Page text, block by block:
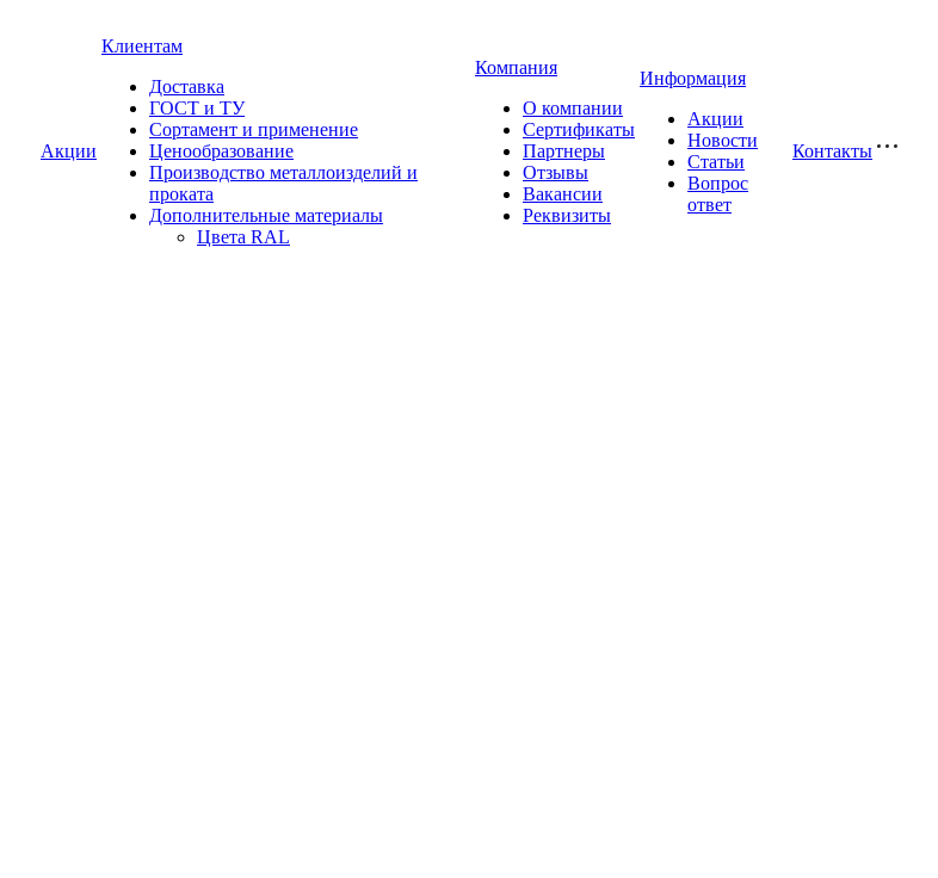
Акции
Клиентам
Доставка
ГОСТ и ТУ
Сортамент и применение
Ценообразование
Производство металлоизделий и
проката
Дополнительные материалы
Цвета RAL
Компания
О компании
Сертификаты
Партнеры
Отзывы
Вакансии
Реквизиты
Информация
Акции
Новости
Статьи
Вопрос
ответ
Контакты